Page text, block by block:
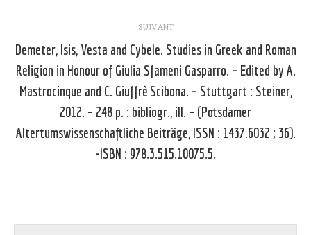
SUIVANT
Article
suivant
:
Demeter, Isis, Vesta and Cybele. Studies in Greek and Roman
Religion in Honour of Giulia Sfameni Gasparro. – Edited by A.
Mastrocinque and C. Giuffrè Scibona. – Stuttgart : Steiner,
2012. – 248 p. : bibliogr., ill. – (Potsdamer
Altertumswissenschaftliche Beiträge, ISSN : 1437.6032 ; 36).
-ISBN : 978.3.515.10075.5.